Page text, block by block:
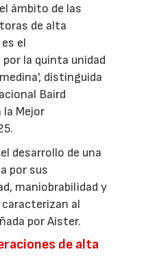
ámbito de las
de alta
el
la quinta unidad
distinguida
Baird
la Mejor
desarrollo de una
por sus
maniobrabilidad y
al
por Aister.
de alta